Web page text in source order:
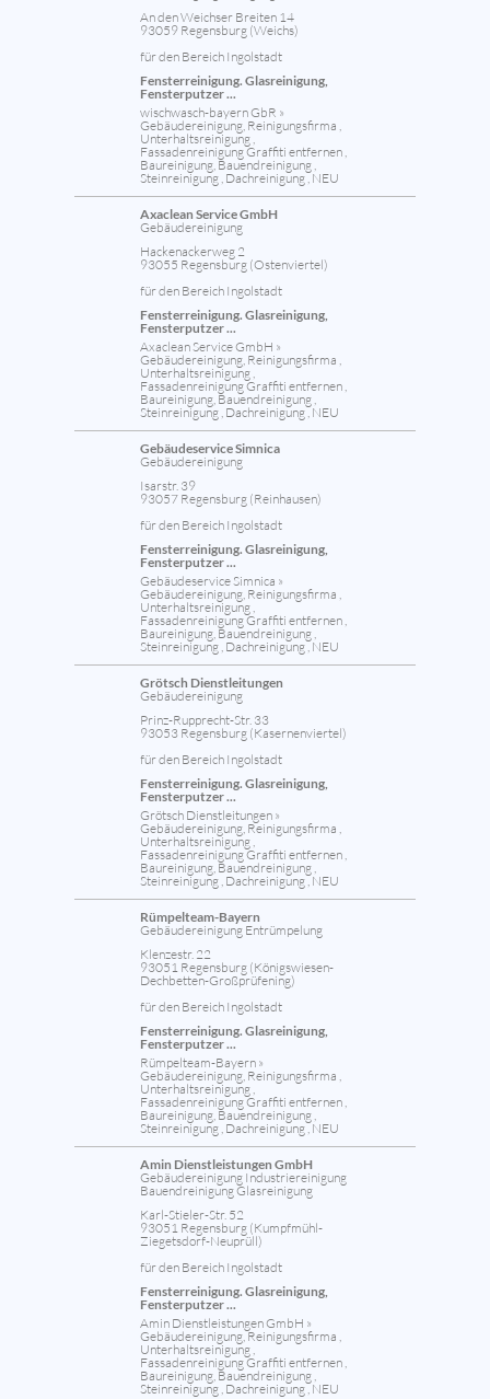
An den Weichser Breiten 14
93059 Regensburg (Weichs)
für den Bereich Ingolstadt
Fensterreinigung. Glasreinigung,
Fensterputzer ...
wischwasch-bayern GbR »
Gebäudereinigung, Reinigungsfirma ,
Unterhaltsreinigung ,
Fassadenreinigung Graffiti entfernen ,
Baureinigung, Bauendreinigung ,
Steinreinigung , Dachreinigung , NEU
Axaclean Service GmbH
Gebäudereinigung
Hackenackerweg 2
93055 Regensburg (Ostenviertel)
für den Bereich Ingolstadt
Fensterreinigung. Glasreinigung,
Fensterputzer ...
Axaclean Service GmbH »
Gebäudereinigung, Reinigungsfirma ,
Unterhaltsreinigung ,
Fassadenreinigung Graffiti entfernen ,
Baureinigung, Bauendreinigung ,
Steinreinigung , Dachreinigung , NEU
Gebäudeservice Simnica
Gebäudereinigung
Isarstr. 39
93057 Regensburg (Reinhausen)
für den Bereich Ingolstadt
Fensterreinigung. Glasreinigung,
Fensterputzer ...
Gebäudeservice Simnica »
Gebäudereinigung, Reinigungsfirma ,
Unterhaltsreinigung ,
Fassadenreinigung Graffiti entfernen ,
Baureinigung, Bauendreinigung ,
Steinreinigung , Dachreinigung , NEU
Grötsch Dienstleitungen
Gebäudereinigung
Prinz-Rupprecht-Str. 33
93053 Regensburg (Kasernenviertel)
für den Bereich Ingolstadt
Fensterreinigung. Glasreinigung,
Fensterputzer ...
Grötsch Dienstleitungen »
Gebäudereinigung, Reinigungsfirma ,
Unterhaltsreinigung ,
Fassadenreinigung Graffiti entfernen ,
Baureinigung, Bauendreinigung ,
Steinreinigung , Dachreinigung , NEU
Rümpelteam-Bayern
Gebäudereinigung Entrümpelung
Klenzestr. 22
93051 Regensburg (Königswiesen-
Dechbetten-Großprüfening)
für den Bereich Ingolstadt
Fensterreinigung. Glasreinigung,
Fensterputzer ...
Rümpelteam-Bayern »
Gebäudereinigung, Reinigungsfirma ,
Unterhaltsreinigung ,
Fassadenreinigung Graffiti entfernen ,
Baureinigung, Bauendreinigung ,
Steinreinigung , Dachreinigung , NEU
Amin Dienstleistungen GmbH
Gebäudereinigung Industriereinigung
Bauendreinigung Glasreinigung
Karl-Stieler-Str. 52
93051 Regensburg (Kumpfmühl-
Ziegetsdorf-Neuprüll)
für den Bereich Ingolstadt
Fensterreinigung. Glasreinigung,
Fensterputzer ...
Amin Dienstleistungen GmbH »
Gebäudereinigung, Reinigungsfirma ,
Unterhaltsreinigung ,
Fassadenreinigung Graffiti entfernen ,
Baureinigung, Bauendreinigung ,
Steinreinigung , Dachreinigung , NEU